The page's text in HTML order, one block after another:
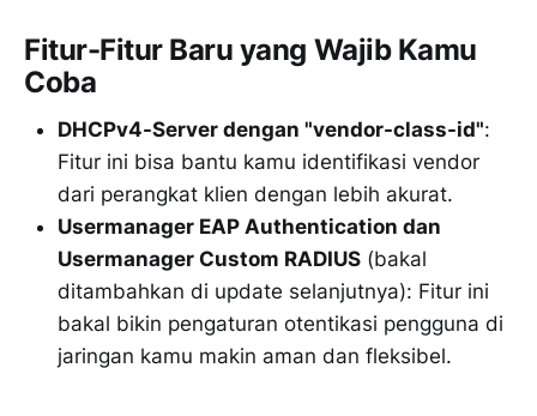
Fitur-Fitur Baru yang Wajib Kamu
Coba
DHCPv4-Server dengan "vendor-class-id":
Fitur ini bisa bantu kamu identifikasi vendor
dari perangkat klien dengan lebih akurat.
Usermanager EAP Authentication dan
Usermanager Custom RADIUS (bakal
ditambahkan di update selanjutnya): Fitur ini
bakal bikin pengaturan otentikasi pengguna di
jaringan kamu makin aman dan fleksibel.